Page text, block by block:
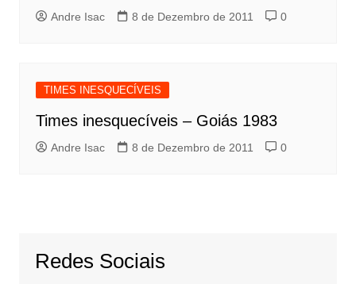
Andre Isac 8 de Dezembro de 2011 0
TIMES INESQUECÍVEIS
Times inesquecíveis – Goiás 1983
Andre Isac 8 de Dezembro de 2011 0
Redes Sociais